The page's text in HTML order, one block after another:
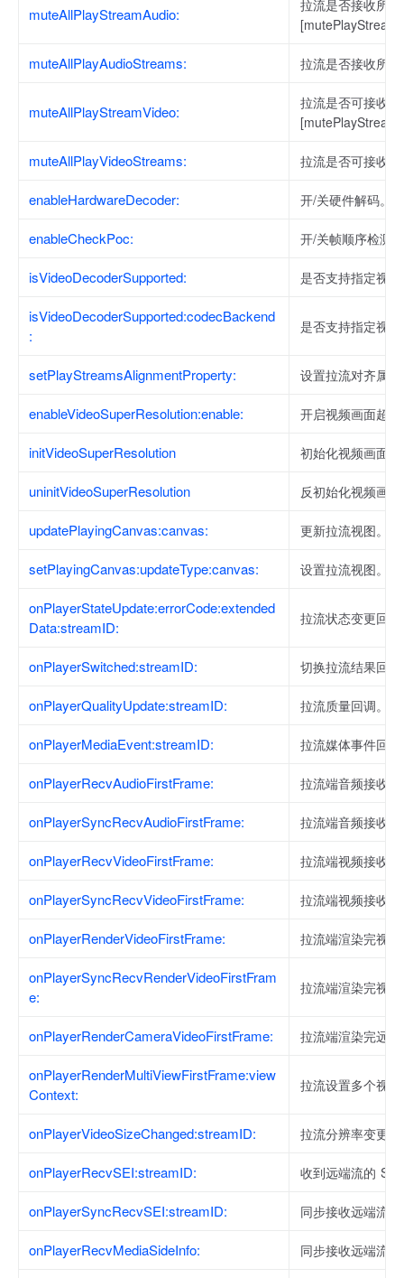
muteAllPlayStreamAudio:
拉流是否接收所
muteAllPlayAudioStreams: 拉流是否接收所
muteAllPlayStreamVideo:
拉流是否可接收
muteAllPlayVideoStreams: 拉流是否可接收
enableHardwareDecoder: 开/关硬件解码。
enableCheckPoc: 开/关帧顺序检测。
isVideoDecoderSupported: 是否支持指定视
isVideoDecoderSupported:codecBackend
:
是否支持指定视
setPlayStreamsAlignmentProperty: 设置拉流对齐属
enableVideoSuperResolution:enable: 开启视频画面超
initVideoSuperResolution 初始化视频画面
uninitVideoSuperResolution 反初始化视频画
updatePlayingCanvas:canvas: 更新拉流视图。
setPlayingCanvas:updateType:canvas: 设置拉流视图。
onPlayerStateUpdate:errorCode:extended
Data:streamID:
拉流状态变更回
onPlayerSwitched:streamID: 切换拉流结果回
onPlayerQualityUpdate:streamID: 拉流质量回调。
onPlayerMediaEvent:streamID: 拉流媒体事件回
onPlayerRecvAudioFirstFrame: 拉流端音频接收
onPlayerSyncRecvAudioFirstFrame: 拉流端音频接收
onPlayerRecvVideoFirstFrame: 拉流端视频接收
onPlayerSyncRecvVideoFirstFrame: 拉流端视频接收
onPlayerRenderVideoFirstFrame: 拉流端渲染完视
onPlayerSyncRecvRenderVideoFirstFram
e:
拉流端渲染完视
onPlayerRenderCameraVideoFirstFrame: 拉流端渲染完远
onPlayerRenderMultiViewFirstFrame:view
Context:
拉流设置多个视
onPlayerVideoSizeChanged:streamID: 拉流分辨率变更
onPlayerRecvSEI:streamID: 收到远端流的
onPlayerSyncRecvSEI:streamID: 同步接收远端流
onPlayerRecvMediaSideInfo: 同步接收远端流